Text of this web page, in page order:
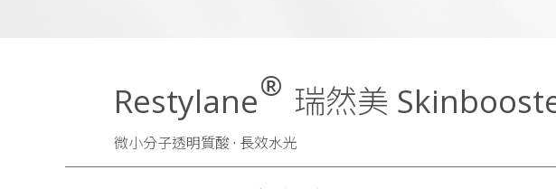
Restylane® 瑞然美
微小分子透明質酸 · 長效水光